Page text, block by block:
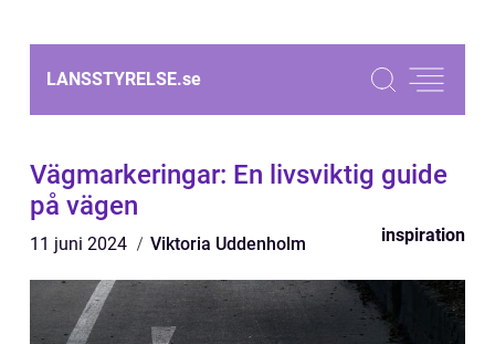
LANSSTYRELSE.se
Vägmarkeringar: En livsviktig guide
på vägen
11 juni 2024 Viktoria Uddenholm inspiration